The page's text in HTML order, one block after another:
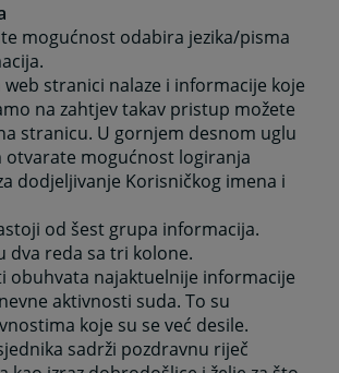
mogućnost odabira jezika/pisma
web stranici nalaze i informacije koje
na zahtjev takav pristup možete
stranicu. U gornjem desnom uglu
otvarate mogućnost logiranja
dodjeljivanje Korisničkog imena i
od šest grupa informacija.
dva reda sa tri kolone.
obuhvata najaktuelnije informacije
aktivnosti suda. To su
koje su se već desile.
sadrži pozdravnu riječ